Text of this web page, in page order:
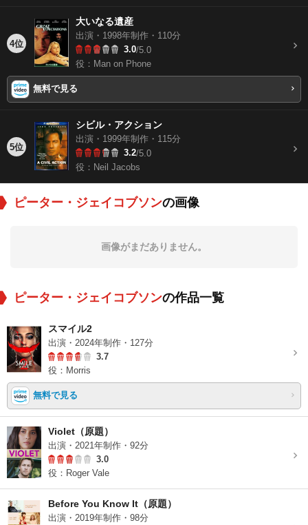
4位
大いなる遺産
出演・1998年制作・110分
3.0/5.0
役：Man on Phone
無料で見る
5位
シビル・アクション
出演・1999年制作・115分
3.2/5.0
役：Neil Jacobs
ピーター・ジェイコブソンの画像
画像がまだありません。
ピーター・ジェイコブソンの作品一覧
スマイル2
出演・2024年制作・127分
3.7
役：Morris
無料で見る
Violet（原題）
出演・2021年制作・92分
3.0
役：Roger Vale
Before You Know It（原題）
出演・2019年制作・98分